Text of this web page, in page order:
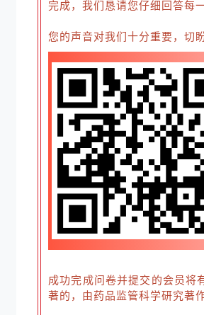
完成，我们恳请您仔细回答每
您的声音对我们十分重要，切盼
成功完成问卷并提交的会员将
著的，由药品监管科学研究著